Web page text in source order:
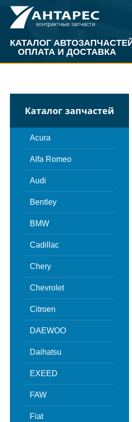
КАТАЛОГ
ОПЛАТА И ДОСТАВКА
Каталог запчастей
Acura
Alfa Romeo
Audi
Bentley
BMW
Cadillac
Chery
Chevrolet
Citroen
DAEWOO
Daihatsu
EXEED
FAW
Fiat